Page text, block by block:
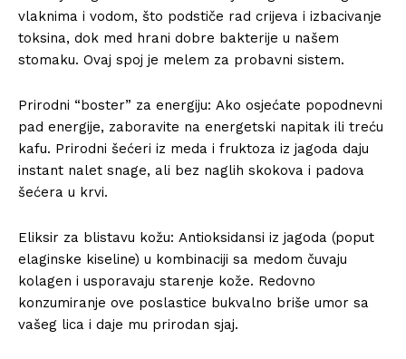
vlaknima i vodom, što podstiče rad crijeva i izbacivanje
toksina, dok med hrani dobre bakterije u našem
stomaku. Ovaj spoj je melem za probavni sistem.
Prirodni “boster” za energiju: Ako osjećate popodnevni
pad energije, zaboravite na energetski napitak ili treću
kafu. Prirodni šećeri iz meda i fruktoza iz jagoda daju
instant nalet snage, ali bez naglih skokova i padova
šećera u krvi.
Eliksir za blistavu kožu: Antioksidansi iz jagoda (poput
elaginske kiseline) u kombinaciji sa medom čuvaju
kolagen i usporavaju starenje kože. Redovno
konzumiranje ove poslastice bukvalno briše umor sa
vašeg lica i daje mu prirodan sjaj.